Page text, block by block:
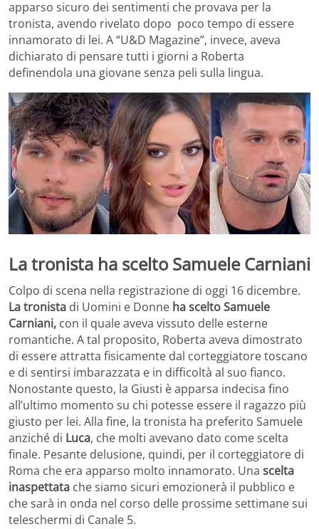
apparso sicuro dei sentimenti che provava per la
tronista, avendo rivelato dopo poco tempo di essere
innamorato di lei. A “U&D Magazine”, invece, aveva
dichiarato di pensare tutti i giorni a Roberta
definendola una giovane senza peli sulla lingua.
La tronista ha scelto Samuele Carniani
Colpo di scena nella registrazione di oggi 16 dicembre.
La tronista di Uomini e Donne ha scelto Samuele
Carniani, con il quale aveva vissuto delle esterne
romantiche. A tal proposito, Roberta aveva dimostrato
di essere attratta fisicamente dal corteggiatore toscano
e di sentirsi imbarazzata e in difficoltà al suo fianco.
Nonostante questo, la Giusti è apparsa indecisa fino
all’ultimo momento su chi potesse essere il ragazzo più
giusto per lei. Alla fine, la tronista ha preferito Samuele
anziché di Luca, che molti avevano dato come scelta
finale. Pesante delusione, quindi, per il corteggiatore di
Roma che era apparso molto innamorato. Una scelta
inaspettata che siamo sicuri emozionerà il pubblico e
che sarà in onda nel corso delle prossime settimane sui
teleschermi di Canale 5.